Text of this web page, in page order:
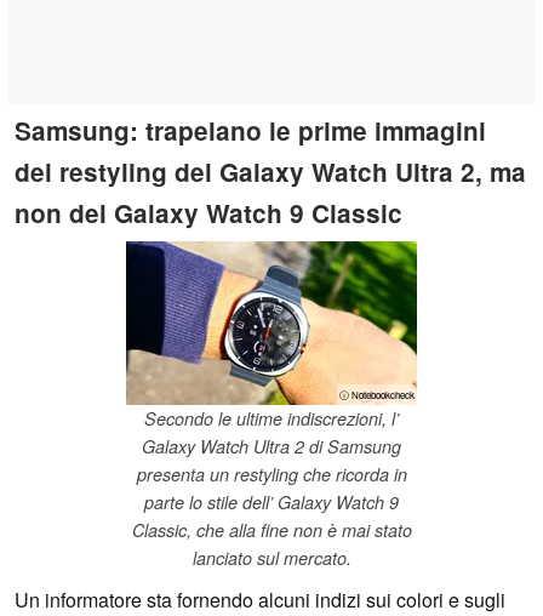
Samsung: trapelano le prime immagini
del restyling del Galaxy Watch Ultra 2, ma
non del Galaxy Watch 9 Classic
ⓘ Notebookcheck
Secondo le ultime indiscrezioni, l’
Galaxy Watch Ultra 2 di Samsung
presenta un restyling che ricorda in
parte lo stile dell’ Galaxy Watch 9
Classic, che alla fine non è mai stato
lanciato sul mercato.
Un informatore sta fornendo alcuni indizi sui colori e sugli